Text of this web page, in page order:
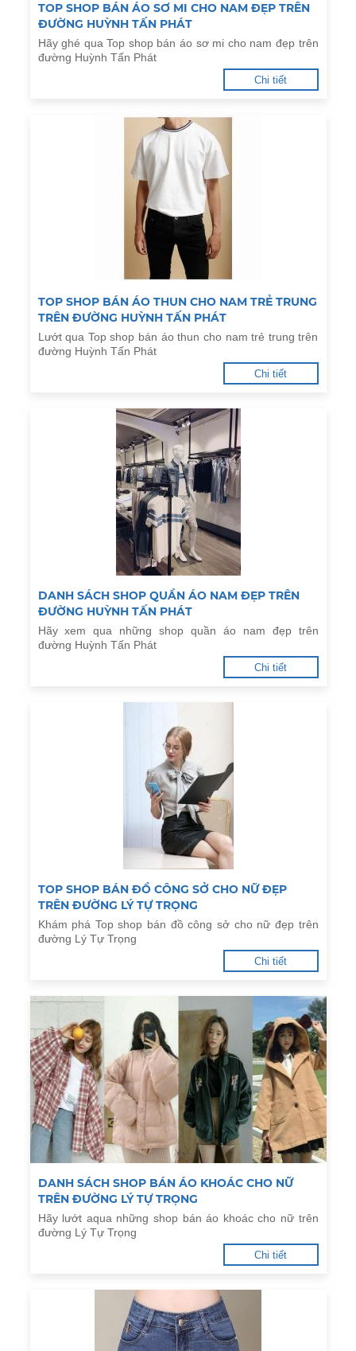
TOP SHOP BÁN ÁO SƠ MI CHO NAM ĐẸP TRÊN
ĐƯỜNG HUỲNH TẤN PHÁT
Hãy ghé qua Top shop bán áo sơ mi cho nam đẹp trên
đường Huỳnh Tấn Phát
Chi tiết
TOP SHOP BÁN ÁO THUN CHO NAM TRẺ TRUNG
TRÊN ĐƯỜNG HUỲNH TẤN PHÁT
Lướt qua Top shop bán áo thun cho nam trẻ trung trên
đường Huỳnh Tấn Phát
Chi tiết
DANH SÁCH SHOP QUẦN ÁO NAM ĐẸP TRÊN
ĐƯỜNG HUỲNH TẤN PHÁT
Hãy xem qua những shop quần áo nam đẹp trên
đường Huỳnh Tấn Phát
Chi tiết
TOP SHOP BÁN ĐỒ CÔNG SỞ CHO NỮ ĐẸP
TRÊN ĐƯỜNG LÝ TỰ TRỌNG
Khám phá Top shop bán đồ công sở cho nữ đẹp trên
đường Lý Tự Trọng
Chi tiết
DANH SÁCH SHOP BÁN ÁO KHOÁC CHO NỮ
TRÊN ĐƯỜNG LÝ TỰ TRỌNG
Hãy lướt aqua những shop bán áo khoác cho nữ trên
đường Lý Tự Trọng
Chi tiết